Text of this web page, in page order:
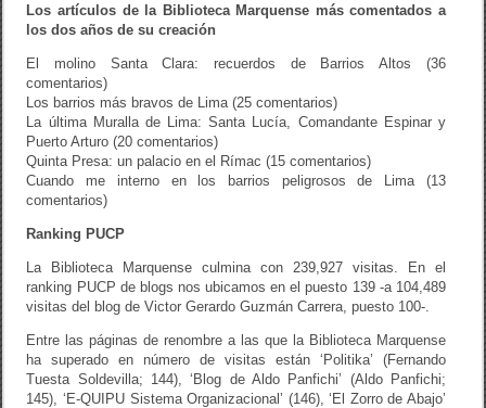
Los artículos de la Biblioteca Marquense más comentados a
los dos años de su creación
El molino Santa Clara: recuerdos de Barrios Altos (36
comentarios)
Los barrios más bravos de Lima (25 comentarios)
La última Muralla de Lima: Santa Lucía, Comandante Espinar y
Puerto Arturo (20 comentarios)
Quinta Presa: un palacio en el Rímac (15 comentarios)
Cuando me interno en los barrios peligrosos de Lima (13
comentarios)
Ranking PUCP
La Biblioteca Marquense culmina con 239,927 visitas. En el
ranking PUCP de blogs nos ubicamos en el puesto 139 -a 104,489
visitas del blog de Victor Gerardo Guzmán Carrera, puesto 100-.
Entre las páginas de renombre a las que la Biblioteca Marquense
ha superado en número de visitas están ‘Politika’ (Fernando
Tuesta Soldevilla; 144), ‘Blog de Aldo Panfichi’ (Aldo Panfichi;
145), ‘E-QUIPU Sistema Organizacional’ (146), ‘El Zorro de Abajo’